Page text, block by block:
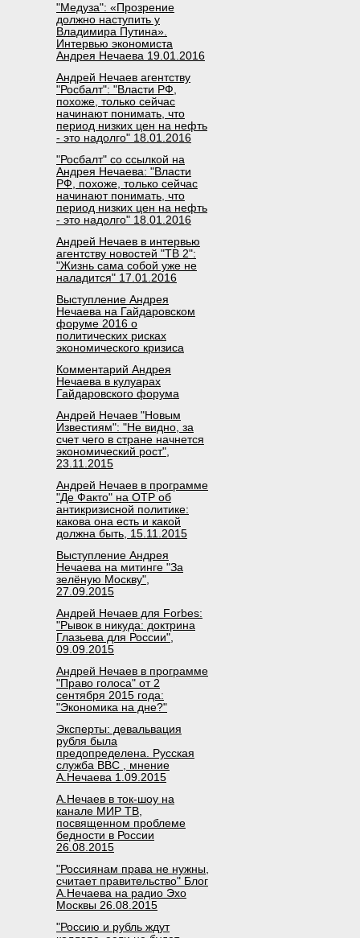
"Медуза": «Прозрение
должно наступить у
Владимира Путина».
Интервью экономиста
Андрея Нечаева 19.01.2016
Андрей Нечаев агентству
"Росбалт": "Власти РФ,
похоже, только сейчас
начинают понимать, что
период низких цен на нефть
- это надолго" 18.01.2016
"Росбалт" со ссылкой на
Андрея Нечаева: "Власти
РФ, похоже, только сейчас
начинают понимать, что
период низких цен на нефть
- это надолго" 18.01.2016
Андрей Нечаев в интервью
агентству новостей "ТВ 2":
"Жизнь сама собой уже не
наладится" 17.01.2016
Выступление Андрея
Нечаева на Гайдаровском
форуме 2016 о
политических рисках
экономического кризиса
Комментарий Андрея
Нечаева в кулуарах
Гайдаровского форума
Андрей Нечаев "Новым
Известиям": "Не видно, за
счет чего в стране начнется
экономический рост",
23.11.2015
Андрей Нечаев в программе
"Де Факто" на ОТР об
антикризисной политике:
какова она есть и какой
должна быть, 15.11.2015
Выступление Андрея
Нечаева на митинге "За
зелёную Москву",
27.09.2015
Андрей Нечаев для Forbes:
"Рывок в никуда: доктрина
Глазьева для России",
09.09.2015
Андрей Нечаев в программе
"Право голоса" от 2
сентября 2015 года:
"Экономика на дне?"
Эксперты: девальвация
рубля была
предопределена. Русская
служба BBC , мнение
А.Нечаева 1.09.2015
А.Нечаев в ток-шоу на
канале МИР ТВ,
посвященном проблеме
бедности в России
26.08.2015
"Россиянам права не нужны,
считает правительство" Блог
А.Нечаева на радио Эхо
Москвы 26.08.2015
"Россию и рубль ждут